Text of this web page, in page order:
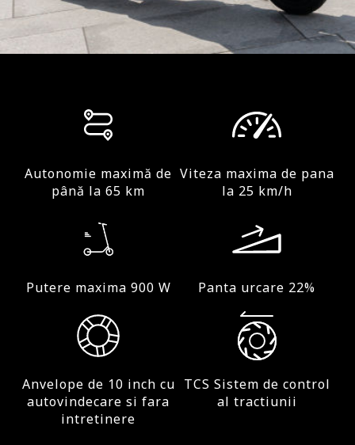
Autonomie maximă de
până la 65 km
Viteza maxima de pana
la 25 km/h
Putere maxima 900 W Panta urcare 22%
Anvelope de 10 inch cu
autovindecare si fara
intretinere
TCS Sistem de control
al tractiunii
Autonomia la viteza maxima
Până la 45 km (25km/h)
Parametrii produsului
Viteza
Suspensie cu arc dublu față
Rezistenţa la apă